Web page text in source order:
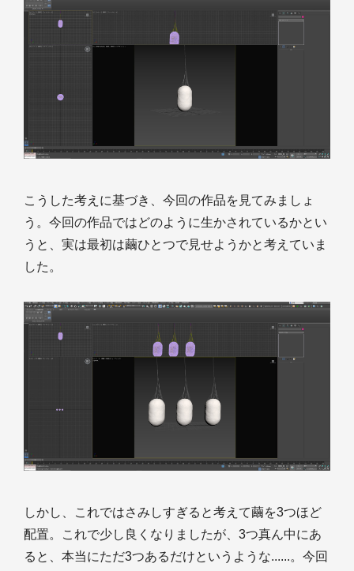
こうした考えに基づき、今回の作品を見てみましょ
う。今回の作品ではどのように生かされているかとい
うと、実は最初は繭ひとつで見せようかと考えていま
した。
しかし、これではさみしすぎると考えて繭を3つほど
配置。これで少し良くなりましたが、3つ真ん中にあ
ると、本当にただ3つあるだけというような......。今回